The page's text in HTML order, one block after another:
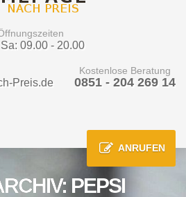
09.00 - 20.00
Preis.de
Kostenlose Beratung
0851 - 204 269 14
ANRUFEN
PEPSI